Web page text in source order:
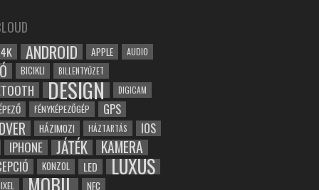
4K ANDROID APPLE AUDIO
BICIKLI BILLENTYŰZET
DESIGN DIGICAM
FÉNYKÉPEZŐGÉP GPS
HÁZIMOZI HÁZTARTÁS IOS
IPHONE JÁTÉK KAMERA
KONZOL LED LUXUS
NFC